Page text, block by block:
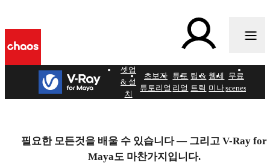
공식 학습 리소스 모음입니다.
셋업
& 설
치
초보자
튜토리얼
튜토
리얼
팁 &
트릭
웹세
미나
무료
scenes
필요한 모든것을 배울 수 있습니다 — 그리고 V-Ray for
Maya도 마찬가지입니다.